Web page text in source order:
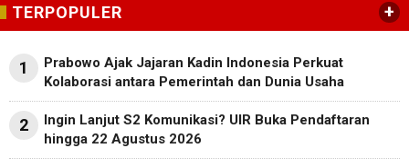
TERPOPULER +
1
Prabowo Ajak Jajaran Kadin Indonesia Perkuat
Kolaborasi antara Pemerintah dan Dunia Usaha
2
Ingin Lanjut S2 Komunikasi? UIR Buka Pendaftaran
hingga 22 Agustus 2026